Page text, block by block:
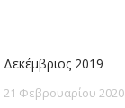
Δεκέμβριος 2019
21 Φεβρουαρίου 2020